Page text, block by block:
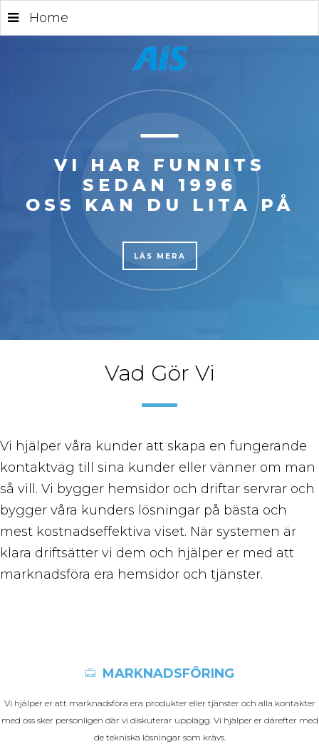
Home
VI HAR FUNNITS
SEDAN 1996
OSS KAN DU LITA PÅ
LÄS MERA
Vad Gör Vi
Vi hjälper våra kunder att skapa en fungerande
kontaktväg till sina kunder eller vänner om man
så vill. Vi bygger hemsidor och driftar servrar och
bygger våra kunders lösningar på bästa och
mest kostnadseffektiva viset. När systemen är
klara driftsätter vi dem och hjälper er med att
marknadsföra era hemsidor och tjänster.
MARKNADSFÖRING
Vi hjälper er att marknadsföra era produkter eller tjänster och alla kontakter
med oss sker personligen där vi diskuterar upplägg. Vi hjälper er därefter med
de tekniska lösningar som krävs.